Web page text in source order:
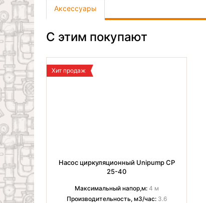
Аксессуары
С этим покупают
Хит продаж
Насос циркуляционный Unipump CP
25-40
Максимальный напор,м:4 м
Производительность, м3/час:3.6